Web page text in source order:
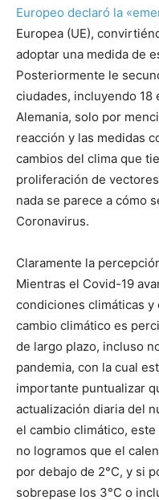
Europeo declaró la
Europea (UE),
adoptar una medida de
Posteriormente le
ciudades, incluyendo 18
Alemania, solo por
reacción y las medidas
cambios del clima que
proliferación de
nada se parece a cómo
Coronavirus.
Claramente la
Mientras el Covid-19
condiciones climáticas y
cambio climático es
de largo plazo, incluso
pandemia, con la cual
importante puntualizar
actualización diaria del
el cambio climático, este
no logramos que el
por debajo de 2°C, y si
sobrepase los 3°C o